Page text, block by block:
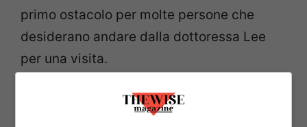
primo ostacolo per molte persone che
desiderano andare dalla dottoressa Lee
per una visita.